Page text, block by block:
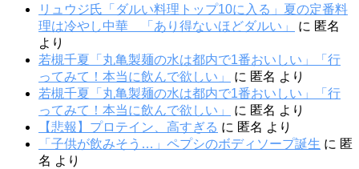
リュウジ氏「ダルい料理トップ10に入る」夏の定番料
理は冷やし中華 「あり得ないほどダルい」
に 匿名
より
若槻千夏「丸亀製麺の水は都内で1番おいしい」「行
ってみて！本当に飲んで欲しい」
に 匿名 より
若槻千夏「丸亀製麺の水は都内で1番おいしい」「行
ってみて！本当に飲んで欲しい」
に 匿名 より
【悲報】プロテイン、高すぎる に 匿名 より
「子供が飲みそう…」ペプシのボディソープ誕生 に 匿
名 より